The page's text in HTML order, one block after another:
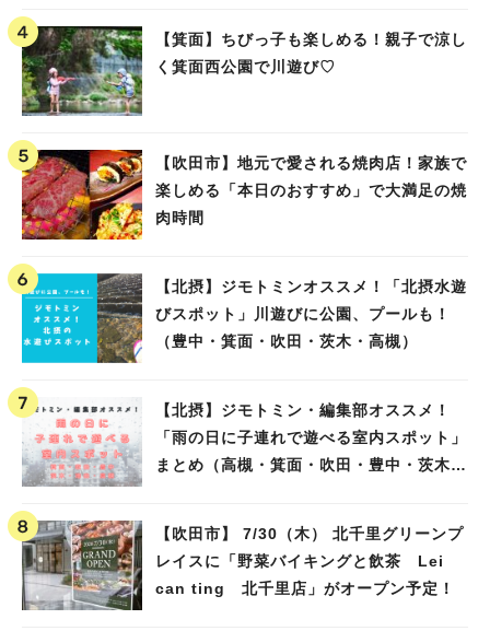
【箕面】ちびっ子も楽しめる！親子で涼し
く箕面西公園で川遊び♡
【吹田市】地元で愛される焼肉店！家族で
楽しめる「本日のおすすめ」で大満足の焼
肉時間
【北摂】ジモトミンオススメ！「北摂水遊
びスポット」川遊びに公園、プールも！
（豊中・箕面・吹田・茨木・高槻）
【北摂】ジモトミン・編集部オススメ！
「雨の日に子連れで遊べる室内スポット」
まとめ（高槻・箕面・吹田・豊中・茨木・
【吹田市】 7/30（木） 北千里グリーンプ
レイスに「野菜バイキングと飲茶 Lei
can ting 北千里店」がオープン予定！